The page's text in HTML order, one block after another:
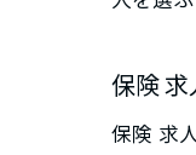
保険
保険 求